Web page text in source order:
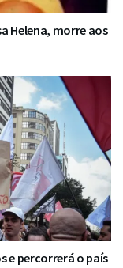
Helena, morre aos
e percorrerá o país